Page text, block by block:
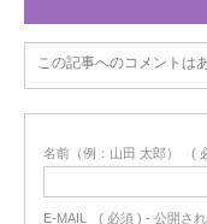
この記事へのコメントは
名前（例：山田 太郎） (
E-MAIL ( 必須 ) - 公開さ